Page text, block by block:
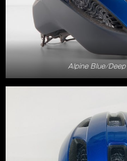
Alpine Blue/